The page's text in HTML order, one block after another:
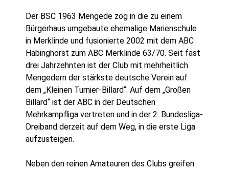
Der BSC 1963 Mengede zog in die zu einem
Bürgerhaus umgebaute ehemalige Marienschule
in Merklinde und fusionierte 2002 mit dem ABC
Habinghorst zum ABC Merklinde 63/70. Seit fast
drei Jahrzehnten ist der Club mit mehrheitlich
Mengedern der stärkste deutsche Verein auf
dem „Kleinen Turnier-Billard“. Auf dem „Großen
Billard“ ist der ABC in der Deutschen
Mehrkampfliga vertreten und in der 2. Bundesliga-
Dreiband derzeit auf dem Weg, in die erste Liga
aufzusteigen.
Neben den reinen Amateuren des Clubs greifen